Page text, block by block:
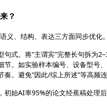
？
义、结构、表达三方面同步优
句式。将“主谓宾”完整长句拆为
节。如实验样本编号、设备型号
奏。避免“因此/综上所述”等高频
初始AI率95%的论文经蕉稿处理